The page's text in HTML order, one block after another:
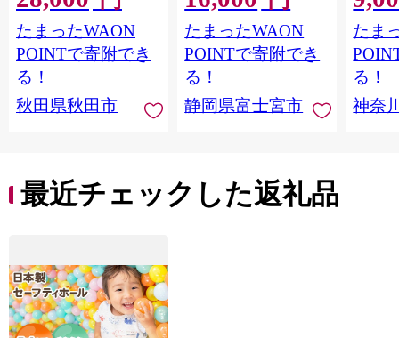
最短翌日発送 [スコッ
ティ フラワーパック
トイレットペーパー
日本製紙クレシア] 秋
田県秋田市
たまったWAON
POINTで寄附でき
る！
秋田県秋田市
トイレットペーパー
シングル パルプ100％
香りつき 日用品 消耗
品 備蓄
たまったWAON
POINTで寄附でき
る！
静岡県富士宮市
長巻タ
100％
防災
ペー
川県
トペー
たま
る！
神奈
最近チェックした返礼品